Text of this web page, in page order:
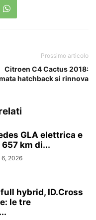
Prossimo articolo
Citroen C4 Cactus 2018:
hatchback si rinnova
GLA elettrica e
km di...
6, 2026
hybrid, ID.Cross
le tre